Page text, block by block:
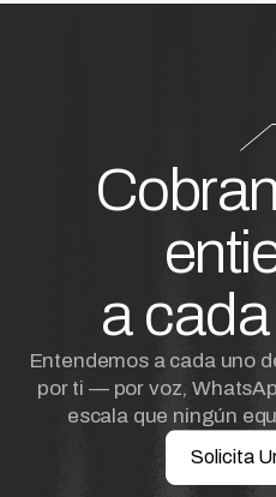
a
Entendemos a cada uno
por ti — por voz,
escala que ningún
Solicita